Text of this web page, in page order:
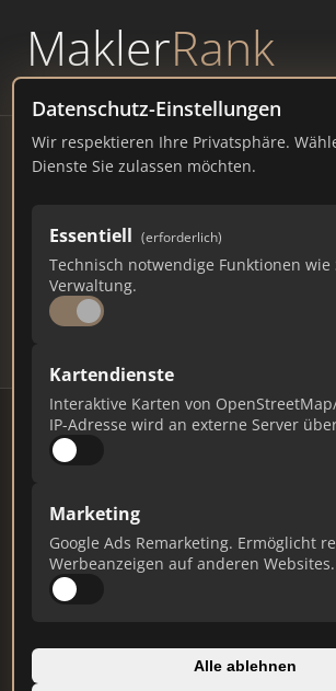
MaklerRank
powered byWAVEPOINT
Datenschutz-Einstellungen
Wir respektieren Ihre Privatsphäre.
Dienste Sie zulassen möchten.
Essentiell (erforderlich)
Technisch notwendige Funktionen wie
Verwaltung.
Kartendienste
Interaktive Karten von
IP-Adresse wird an externe Server
Marketing
Google Ads Remarketing. Ermöglicht
Werbeanzeigen auf anderen Websites.
Alle ablehnen
Immobilienmakler
– Ranking Juli
BAYERN 8.382 EINWOHNER
69 589
# MAKLER / FIRMA
1 immobilienscout24.de
Immobilienplattform